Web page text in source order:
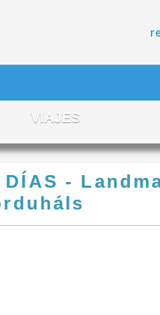
VIAJES
DÍAS -